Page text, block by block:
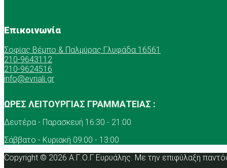
Επικοινωνία
Σοφίας Βέμπο & Παλμύρας Γλυφάδα 16561
210-9643112
210-9624516
info@evriali.gr
ΩΡΕΣ ΛΕΙΤΟΥΡΓΙΑΣ ΓΡΑΜΜΑΤΕΙΑΣ :
Δευτέρα - Παρασκευή 16:30 - 21:00
Σάββατο - Κυριακή 09:00 - 13:00
Copyright © 2026 Α.Γ.Ο.Γ Ευρυάλης. Με την επιφύλαξη